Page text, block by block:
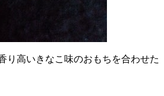
り高いきなこ味のおもちを合わせた